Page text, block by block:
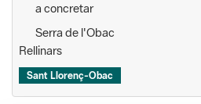
a concretar
Serra de l'Obac
Rellinars
Sant Llorenç-Obac